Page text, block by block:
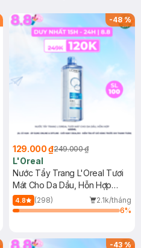
-48%
129.000 ₫249.000 ₫
L'Oreal
Nước Tẩy Trang L'Oreal Tươi
Mát Cho Da Dầu, Hỗn Hợp
400ml
4.8 (298)
2.1k/tháng
6%
-43%